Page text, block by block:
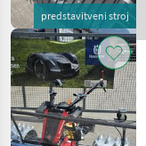
predstavitveni stroj